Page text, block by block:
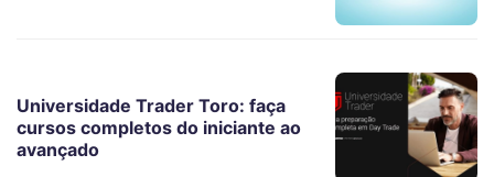
Universidade Trader Toro: faça
cursos completos do iniciante ao
avançado